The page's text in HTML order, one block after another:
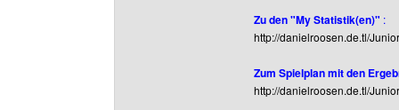
Zu den "My Statistik(en)" :
http://danielroosen.de.tl/
Zum Spielplan mit den
http://danielroosen.de.tl/